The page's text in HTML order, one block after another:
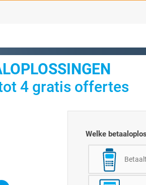
4 gratis offertes
Welke